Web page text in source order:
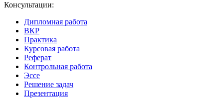
Консультации:
Дипломная работа
ВКР
Практика
Курсовая работа
Реферат
Контрольная работа
Эссе
Решение задач
Презентация